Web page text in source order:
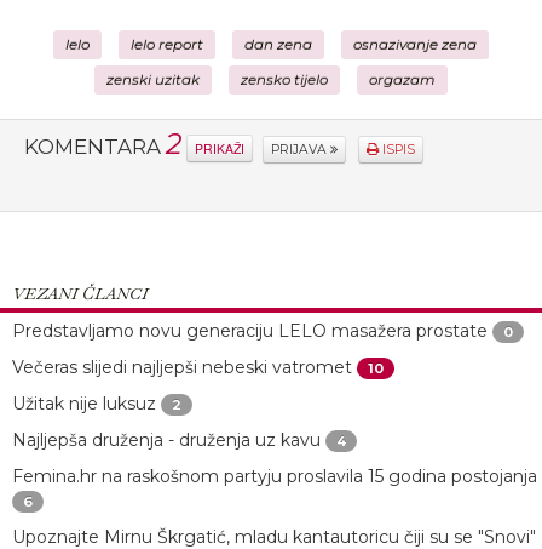
lelo lelo report dan zena osnazivanje zena
zenski uzitak zensko tijelo orgazam
KOMENTARA 2 PRIKAŽI PRIJAVA ISPIS
VEZANI ČLANCI
Predstavljamo novu generaciju LELO masažera prostate
0
Večeras slijedi najljepši nebeski vatromet 10
Užitak nije luksuz 2
Najljepša druženja - druženja uz kavu 4
Femina.hr na raskošnom partyju proslavila 15 godina postojanja
6
Upoznajte Mirnu Škrgatić, mladu kantautoricu čiji su se "Snovi"